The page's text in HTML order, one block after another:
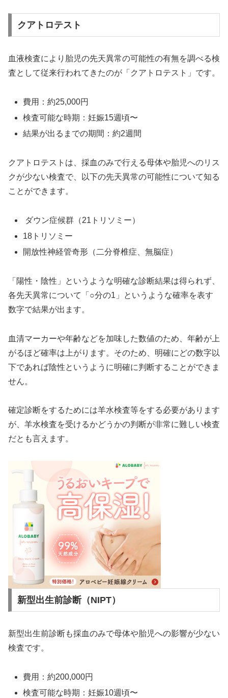
クアトロテスト
血液検査により胎児の先天異常の可能性の有無を調べる検
査として従来行われてきたのが「クアトロテスト」です。
費用：約25,000円
検査可能な時期：妊娠15週頃〜
結果が出るまでの期間：約2週間
クアトロテストは、採血のみで行える母体や胎児へのリス
クが少ない検査で、以下の先天異常の可能性について知る
ことができます。
ダウン症候群（21トリソミー）
18トリソミー
開放性神経管奇形（二分脊椎症、無脳症）
「陽性・陰性」というような明確な診断結果は得られず、
各先天異常について「○分の1」というような確率を表す
数字で結果が出ます。
血清マーカーや年齢などを加味した数値のため、年齢が上
がるほど確率は上がります。そのため、明確にどの数字以
下であれば陰性というように明確に判断することができま
せん。
確定診断をするためには羊水検査等をする必要があります
が、羊水検査を受けるかどうかの判断が非常に難しい検査
だとも言えます。
新型出生前診断（NIPT）
新型出生前診断も採血のみで母体や胎児への影響が少ない
検査です。
費用：約200,000円
検査可能な時期：妊娠10週頃〜